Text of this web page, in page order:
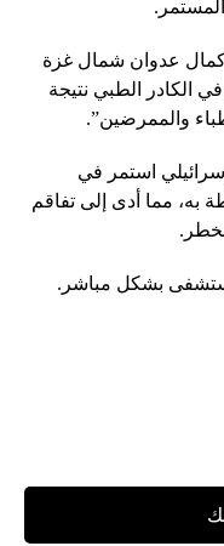
عدوان شمال غزة
الكادر الطبي نتيجة
والممرضين”.
استمر في
به، مما أدى إلى تفاقم
بشكل مباشر.